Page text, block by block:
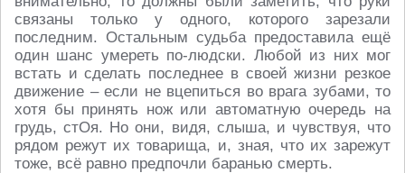
связаны только у одного, которого зарезали
последним. Остальным судьба предоставила ещё
один шанс умереть по-людски. Любой из них мог
встать и сделать последнее в своей жизни резкое
движение – если не вцепиться во врага зубами, то
хотя бы принять нож или автоматную очередь на
грудь, стОя. Но они, видя, слыша, и чувствуя, что
рядом режут их товарища, и, зная, что их зарежут
тоже, всё равно предпочли баранью смерть.